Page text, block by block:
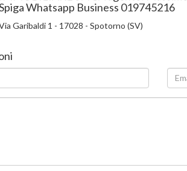
Whatsapp Business 019745216
Garibaldi 1 - 17028 - Spotorno (SV)